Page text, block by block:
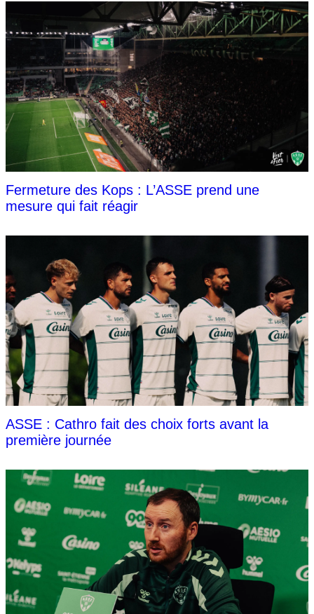
Fermeture des Kops : L’ASSE prend une
mesure qui fait réagir
ASSE : Cathro fait des choix forts avant la
première journée